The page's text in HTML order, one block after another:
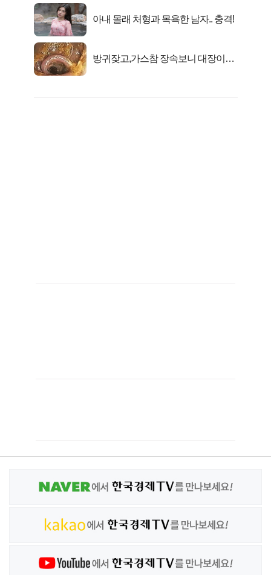
아내 몰래 처형과 목욕한 남자.. 충격!
방귀잦고,가스참 장속보니 대장이아